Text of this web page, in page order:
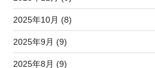
2025年10月 (8)
2025年9月 (9)
2025年8月 (9)